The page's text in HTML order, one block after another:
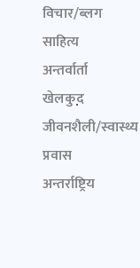
विचार/ब्लग
साहित्य
अन्तर्वार्ता
खेलकुद़़
जीवनशैली/स्वास्थ्य
प्रवास
अन्तर्राष्ट्रिय